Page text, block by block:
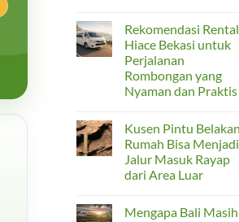
hingga
Semarang
on
Dari
Jatiasih
ke
Bandara,
Cirebon,
atau
Jadi
Solusi
Rombongan
Rekomendasi Rental
Hiace Bekasi untuk
Perjalanan
Rombongan yang
Nyaman dan Praktis
on
Rekomendasi
Rental
Hiace
Bekasi
untuk
yang
Kusen Pintu
Rumah Bisa Menjadi
Jalur Masuk Rayap
dari Area Luar
on
Mengapa Bali Masih